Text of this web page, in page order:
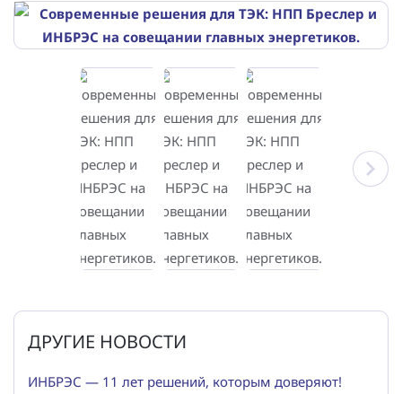
ДРУГИЕ НОВОСТИ
ИНБРЭС — 11 лет решений, которым доверяют!